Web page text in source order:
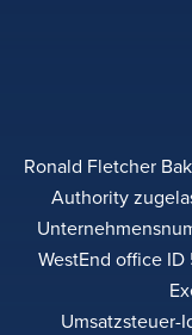
Ronald Fletcher
Authority
WestEnd office
Umsatzsteuer-